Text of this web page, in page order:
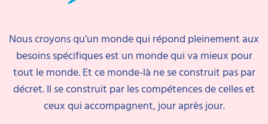
Nous croyons qu’un monde qui répond pleinement aux
besoins spécifiques est un monde qui va mieux pour
tout le monde. Et ce monde-là ne se construit pas par
décret. Il se construit par les compétences de celles et
ceux qui accompagnent, jour après jour.